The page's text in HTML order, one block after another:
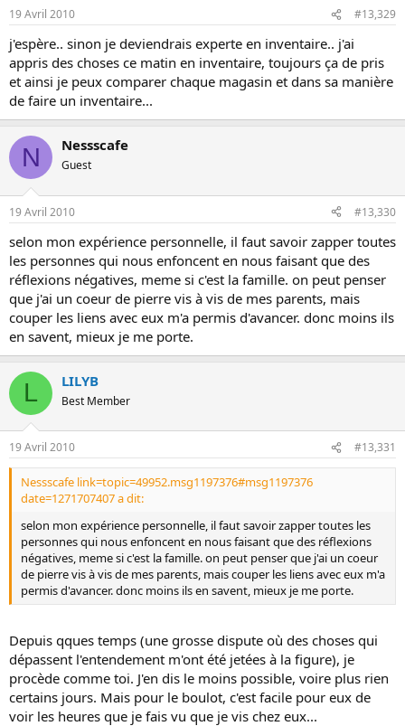
19 Avril 2010 #13,329
j'espère.. sinon je deviendrais experte en inventaire.. j'ai
appris des choses ce matin en inventaire, toujours ça de pris
et ainsi je peux comparer chaque magasin et dans sa manière
de faire un inventaire...
N Nessscafe
Guest
19 Avril 2010 #13,330
selon mon expérience personnelle, il faut savoir zapper toutes
les personnes qui nous enfoncent en nous faisant que des
réflexions négatives, meme si c'est la famille. on peut penser
que j'ai un coeur de pierre vis à vis de mes parents, mais
couper les liens avec eux m'a permis d'avancer. donc moins ils
en savent, mieux je me porte.
L LILYB
Best Member
19 Avril 2010 #13,331
Nessscafe link=topic=49952.msg1197376#msg1197376
date=1271707407 a dit:
selon mon expérience personnelle, il faut savoir zapper toutes les
personnes qui nous enfoncent en nous faisant que des réflexions
négatives, meme si c'est la famille. on peut penser que j'ai un coeur
de pierre vis à vis de mes parents, mais couper les liens avec eux m'a
permis d'avancer. donc moins ils en savent, mieux je me porte.
Depuis qques temps (une grosse dispute où des choses qui
dépassent l'entendement m'ont été jetées à la figure), je
procède comme toi. J'en dis le moins possible, voire plus rien
certains jours. Mais pour le boulot, c'est facile pour eux de
voir les heures que je fais vu que je vis chez eux...